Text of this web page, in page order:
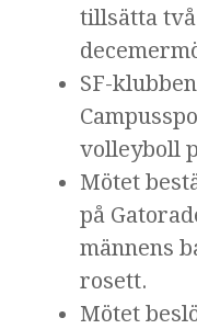
tillsätta
SF-
volleyboll
Mötet
på
männens
rosett.
Mötet